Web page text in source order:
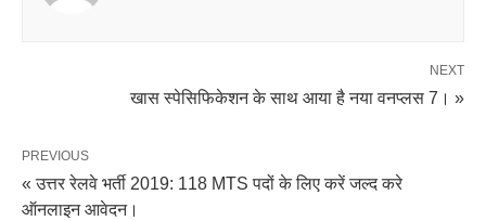
NEXT
खास स्पेसिफिकेशन के साथ आया है नया वनप्लस 7। »
PREVIOUS
« उत्तर रेलवे भर्ती 2019: 118 MTS पदों के लिए करें जल्द करे
ऑनलाइन आवेदन।